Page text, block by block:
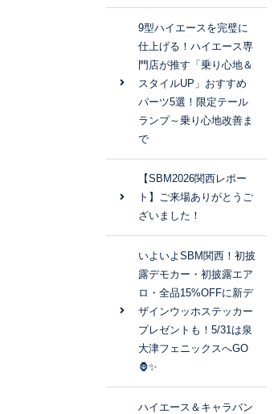
9型ハイエースを完璧に
仕上げる！ハイエース専
門店が推す「乗り心地＆
スタイルUP」おすすめ
パーツ5選！限定テール
ランプ～乗り心地改善ま
で
【SBM2026関西レポー
ト】ご来場ありがとうご
ざいました！
いよいよSBM関西！初披
露デモカー・初披露エア
ロ・全品15%OFFに新デ
ザインウッホステッカー
プレゼントも！5/31は泉
大津フェニックスへGO
🦍✨
ハイエース＆キャラバン